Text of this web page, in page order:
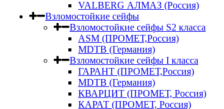
VALBERG АЛМАЗ (Россия)
Взломостойкие сейфы
Взломостойкие сейфы S2 класса
ASM (ПРОМЕТ,Россия)
MDTB (Германия)
Взломостойкие сейфы I класса
ГАРАНТ (ПРОМЕТ,Россия)
MDTB (Германия)
КВАРЦИТ (ПРОМЕТ, Россия)
КАРАТ (ПРОМЕТ, Россия)